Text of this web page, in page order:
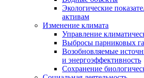
Экологические
активам
Изменение климата
Управление
Выбросы парниковых
Возобновляемые
и энергоэффективность
Сохранение